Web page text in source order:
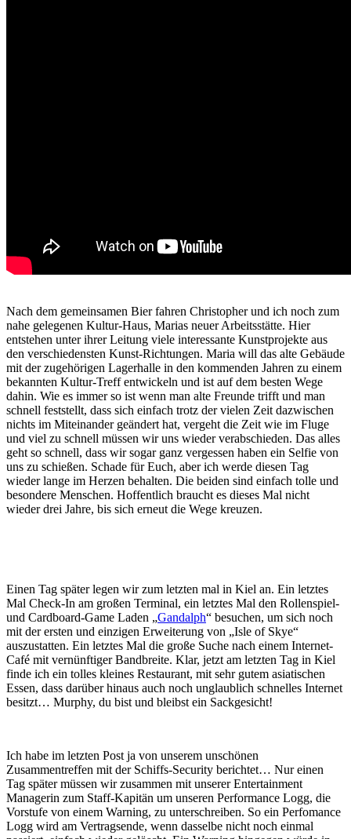
Nach dem gemeinsamen Bier fahren Christopher und ich noch zum
nahe gelegenen Kultur-Haus, Marias neuer Arbeitsstätte. Hier
entstehen unter ihrer Leitung viele interessante Kunstprojekte aus
den verschiedensten Kunst-Richtungen. Maria will das alte Gebäude
mit der zugehörigen Lagerhalle in den kommenden Jahren zu einem
bekannten Kultur-Treff entwickeln und ist auf dem besten Wege
dahin. Wie es immer so ist wenn man alte Freunde trifft und man
schnell feststellt, dass sich einfach trotz der vielen Zeit dazwischen
nichts im Miteinander geändert hat, vergeht die Zeit wie im Fluge
und viel zu schnell müssen wir uns wieder verabschieden. Das alles
geht so schnell, dass wir sogar ganz vergessen haben ein Selfie von
uns zu schießen. Schade für Euch, aber ich werde diesen Tag
wieder lange im Herzen behalten. Die beiden sind einfach tolle und
besondere Menschen. Hoffentlich braucht es dieses Mal nicht
wieder drei Jahre, bis sich erneut die Wege kreuzen.
Einen Tag später legen wir zum letzten mal in Kiel an. Ein letztes
Mal Check-In am großen Terminal, ein letztes Mal den Rollenspiel-
und Cardboard-Game Laden „Gandalph“ besuchen, um sich noch
mit der ersten und einzigen Erweiterung von „Isle of Skye“
auszustatten. Ein letztes Mal die große Suche nach einem Internet-
Café mit vernünftiger Bandbreite. Klar, jetzt am letzten Tag in Kiel
finde ich ein tolles kleines Restaurant, mit sehr gutem asiatischen
Essen, dass darüber hinaus auch noch unglaublich schnelles Internet
besitzt… Murphy, du bist und bleibst ein Sackgesicht!
Ich habe im letzten Post ja von unserem unschönen
Zusammentreffen mit der Schiffs-Security berichtet… Nur einen
Tag später müssen wir zusammen mit unserer Entertainment
Managerin zum Staff-Kapitän um unseren Performance Logg, die
Vorstufe von einem Warning, zu unterschreiben. So ein Perfomance
Logg wird am Vertragsende, wenn dasselbe nicht noch einmal